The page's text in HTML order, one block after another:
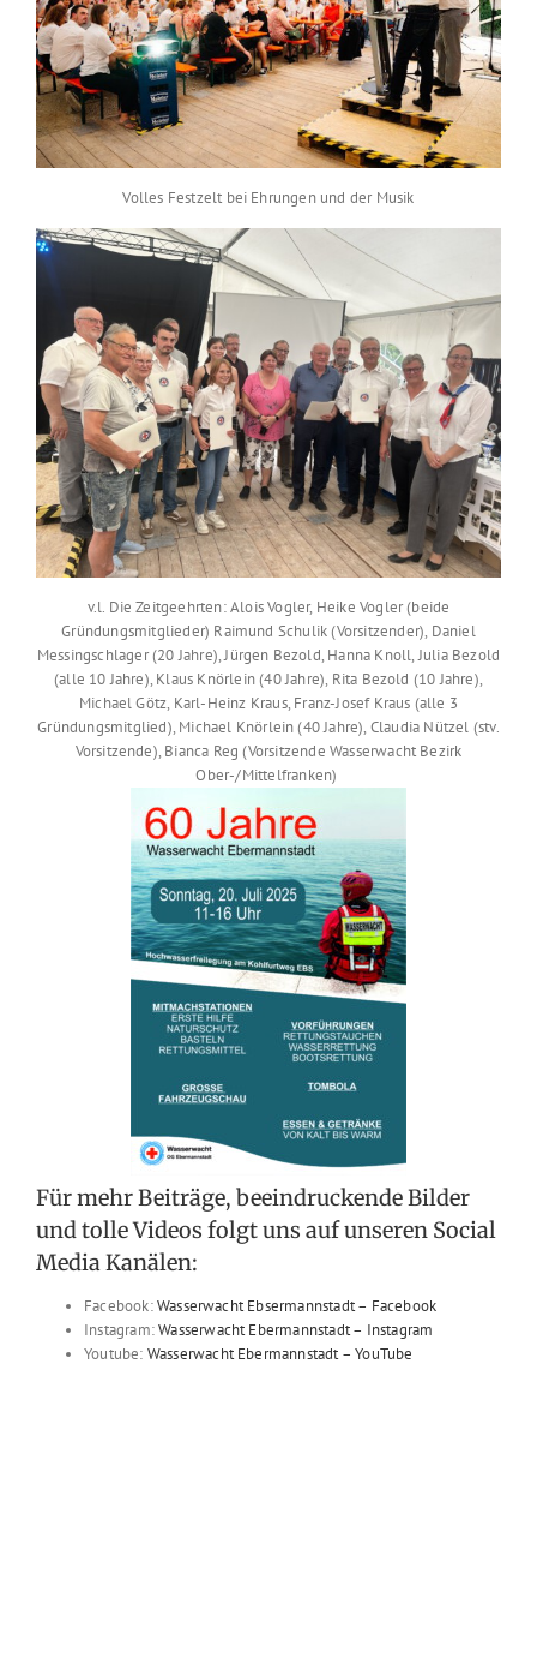
Volles Festzelt bei Ehrungen und der Musik
v.l. Die Zeitgeehrten: Alois Vogler, Heike Vogler (beide
Gründungsmitglieder) Raimund Schulik (Vorsitzender), Daniel
Messingschlager (20 Jahre), Jürgen Bezold, Hanna Knoll, Julia Bezold
(alle 10 Jahre), Klaus Knörlein (40 Jahre), Rita Bezold (10 Jahre),
Michael Götz, Karl-Heinz Kraus, Franz-Josef Kraus (alle 3
Gründungsmitglied), Michael Knörlein (40 Jahre), Claudia Nützel (stv.
Vorsitzende), Bianca Reg (Vorsitzende Wasserwacht Bezirk
Ober-/Mittelfranken)
Für mehr Beiträge, beeindruckende Bilder
und tolle Videos folgt uns auf unseren Social
Media Kanälen:
Facebook:Wasserwacht Ebsermannstadt – Facebook
Instagram:Wasserwacht Ebermannstadt – Instagram
Youtube: Wasserwacht Ebermannstadt – YouTube